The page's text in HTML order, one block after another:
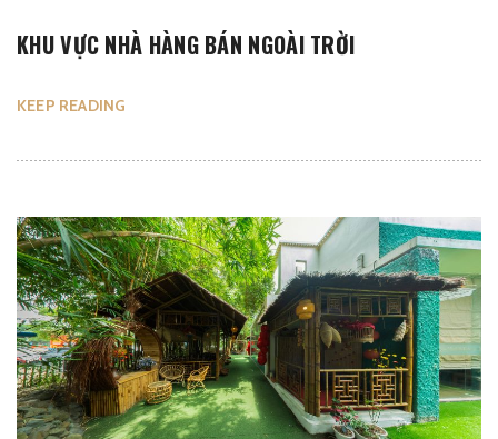
KHU VỰC NHÀ HÀNG BÁN NGOÀI TRỜI
KEEP READING